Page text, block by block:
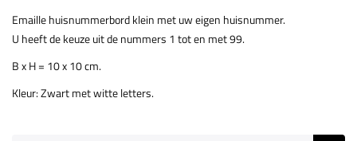
Emaille huisnummerbord klein met uw eigen huisnummer.
U heeft de keuze uit de nummers 1 tot en met 99.
B x H = 10 x 10 cm.
Kleur: Zwart met witte letters.